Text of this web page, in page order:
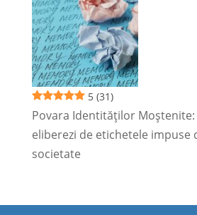
5 (31)
Povara Identităților Moștenite:
eliberezi de etichetele impuse
societate